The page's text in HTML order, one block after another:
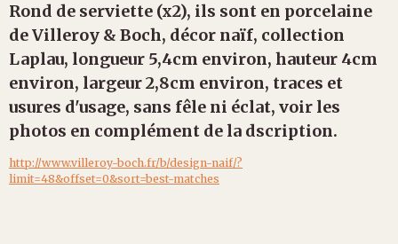
Rond de serviette (x2), ils sont en porcelaine
de Villeroy & Boch, décor naïf, collection
Laplau, longueur 5,4cm environ, hauteur 4cm
environ, largeur 2,8cm environ, traces et
usures d'usage, sans fêle ni éclat, voir les
photos en complément de la dscription.
http://www.villeroy-boch.fr/b/design-naif/?
limit=48&offset=0&sort=best-matches